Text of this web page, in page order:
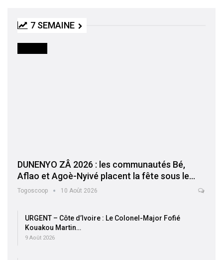
7 SEMAINE
DUNENYO ZÂ 2026 : les communautés Bé,
Aflao et Agoè-Nyivé placent la fête sous le…
Togoscoop 10 Août 2026
URGENT – Côte d’Ivoire : Le Colonel-Major Fofié
Kouakou Martin…
9 Août 2026